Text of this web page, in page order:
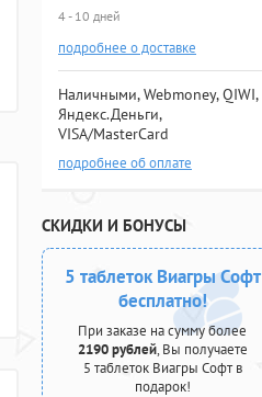
4 - 10 дней
подробнее о доставке
Наличными, Webmoney, QIWI,
Яндекс.Деньги,
VISA/MasterCard
подробнее об оплате
СКИДКИ И БОНУСЫ
5 таблеток Виагры Софт
бесплатно!
При заказе на сумму более
2190 рублей, Вы получаете
5 таблеток Виагры Софт в
подарок!